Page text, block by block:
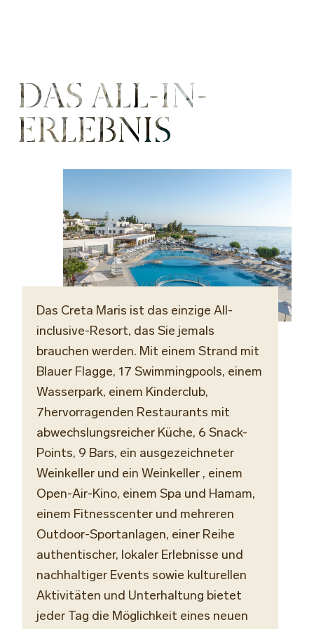
DAS ALL-IN-
ERLEBNIS
Das Creta Maris ist das einzige All-
inclusive-Resort, das Sie jemals
brauchen werden. Mit einem Strand mit
Blauer Flagge, 17 Swimmingpools, einem
Wasserpark, einem Kinderclub,
7hervorragenden Restaurants mit
abwechslungsreicher Küche, 6 Snack-
Points, 9 Bars, ein ausgezeichneter
Weinkeller und ein Weinkeller , einem
Open-Air-Kino, einem Spa und Hamam,
einem Fitnesscenter und mehreren
Outdoor-Sportanlagen, einer Reihe
authentischer, lokaler Erlebnisse und
nachhaltiger Events sowie kulturellen
Aktivitäten und Unterhaltung bietet
jeder Tag die Möglichkeit eines neuen